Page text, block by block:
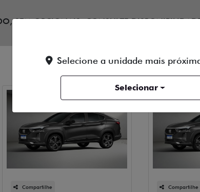
SEM OPCIONAIS. CONSULTE
Compartilhe Compartilhe
Selecione a unidade mais
Selecionar